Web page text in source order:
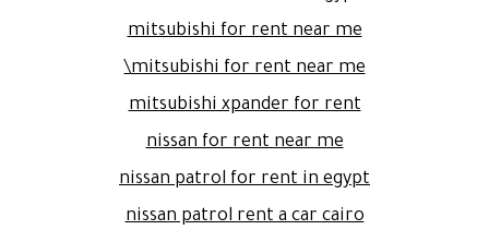
mitsubishi for rent near me
mitsubishi for rent near me\
mitsubishi xpander for rent
nissan for rent near me
nissan patrol for rent in egypt
nissan patrol rent a car cairo